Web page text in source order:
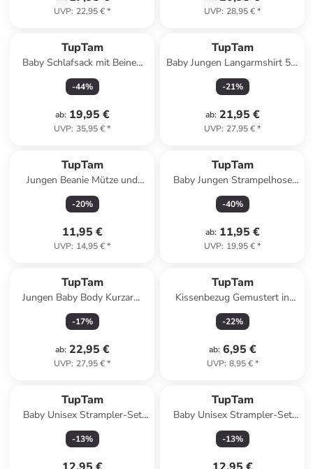
UVP: 22,95 €* UVP: 28,95 €*
TupTam
Baby Schlafsack mit Beinen
und Ärmel ganzjährig in grau
Modell 1
-44%
ab: 19,95 €
UVP: 35,95 €*
TupTam
Baby Jungen Langarmshirt 5er
Set in blau/rot
-21%
ab: 21,95 €
UVP: 27,95 €*
TupTam
Jungen Beanie Mütze und
Schlauchschal 2er Set in grün
-20%
11,95 €
UVP: 14,95 €*
TupTam
Baby Jungen Strampelhose
mit Fuß 3er Pack in
braun/schwarz
-40%
ab: 11,95 €
UVP: 19,95 €*
TupTam
Jungen Baby Body Kurzarm
5er Pack in braun/grün
-17%
ab: 22,95 €
UVP: 27,95 €*
TupTam
Kissenbezug Gemustert in
grün/weiß
-22%
ab: 6,95 €
UVP: 8,95 €*
TupTam
Baby Unisex Strampler-Set
mit Aufdruck Spruch 2-tlg in
weiß/beige
-13%
TupTam
Baby Unisex Strampler-Set
mit Aufdruck Spruch 2-tlg in
rosa/weiß
-13%